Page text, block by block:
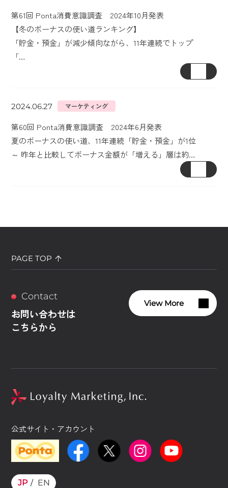
第61回 Ponta消費意識調査 2024年10月発表
【冬のボーナスの使い道ランキング】
「貯金・預金」が減少傾向ながら、11年連続でトップ
「…
2024.06.27 マーケティング
第60回 Ponta消費意識調査 2024年6月発表
夏のボーナスの使い道、11年連続「貯金・預金」が1位
～ 昨年と比較してボーナス金額が「増える」層は約…
PAGE TOP
Contact
お問い合わせは
こちらから
View More
公式サイト・アカウント
JP EN